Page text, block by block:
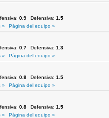
0.9 Defensiva: 1.5
»
Página del equipo »
0.7 Defensiva: 1.3
»
Página del equipo »
0.8 Defensiva: 1.5
»
Página del equipo »
0.8 Defensiva: 1.5
»
Página del equipo »